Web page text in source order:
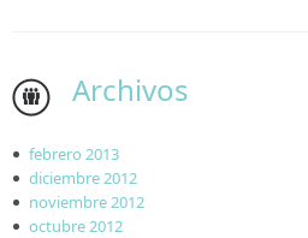
Archivos
febrero 2013
diciembre 2012
noviembre 2012
octubre 2012